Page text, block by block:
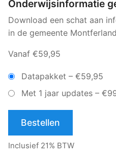
Onderwijsinformatie
Download een schat aan
in de gemeente
Vanaf €59,95
Datapakket – €59,95
Met 1 jaar updates –
Bestellen
Inclusief 21% BTW